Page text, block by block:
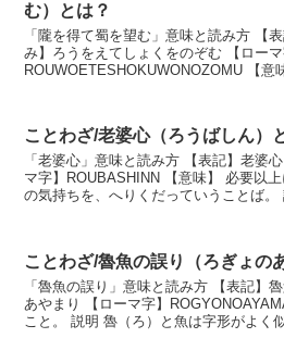
む）とは？
「隴を得て蜀を望む」意味と読み方 【表記】隴を得て蜀を望む 【読
み】ろうをえてしょくをのぞむ 【ローマ
ROUWOETESHOKUWONOZOMU 【意味】 一つの望みを遂げる
ことわざ/老婆心（ろうばしん）
「老婆心」意味と読み方 【表記】老婆心 【読み】ろうばしん 【ロー
マ字】ROUBASHINN 【意味】 必要以上に世話をやこうとする自分
の気持ちを、へりくだっていうことば。 説明 高齢の女性が、度を越
ことわざ/魯魚の誤り（ろぎょの
「魯魚の誤り」意味と読み方 【表記】魯魚の誤り 【読み】ろぎょの
あやまり 【ローマ字】ROGYONOAYAMARI 【意味】 文字の
こと。 説明 魯（ろ）と魚は字形がよく似ており、誤りやすいことか